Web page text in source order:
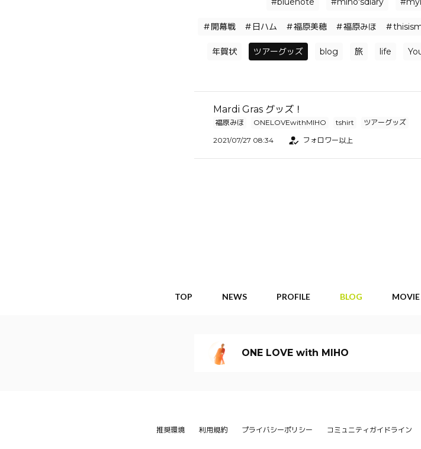
＃開幕戦 ＃日ハム ＃福原美穂 ＃福原みほ ＃
年賀状 ツアーグッズ blog 旅 life
Mardi Gras グッズ！
福原みほ ONELOVEwithMIHO tshirt
ツアーグッズ
2021/07/27 08:34
フォロワー以上
TOP NEWS PROFILE BLOG MOVIE
ONE LOVE with MIHO
推奨環境 利用規約 プライバシーポリシー コミュニティガイドライン